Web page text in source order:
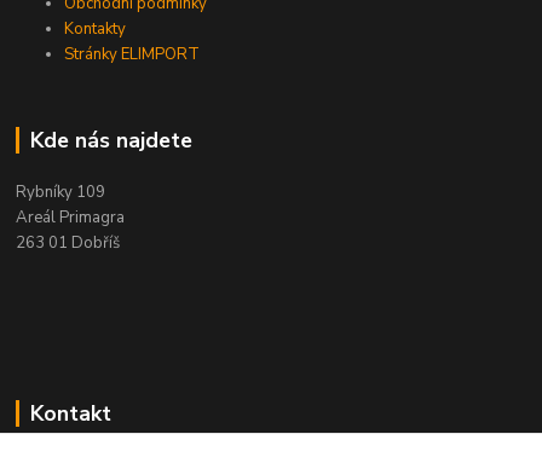
Kontakty
Stránky ELIMPORT
Kde nás najdete
Rybníky 109
Areál Primagra
263 01 Dobříš
Kontakt